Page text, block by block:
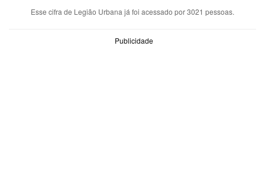
Esse cifra de Legião Urbana já foi acessado por 3021 pessoas.
Publicidade